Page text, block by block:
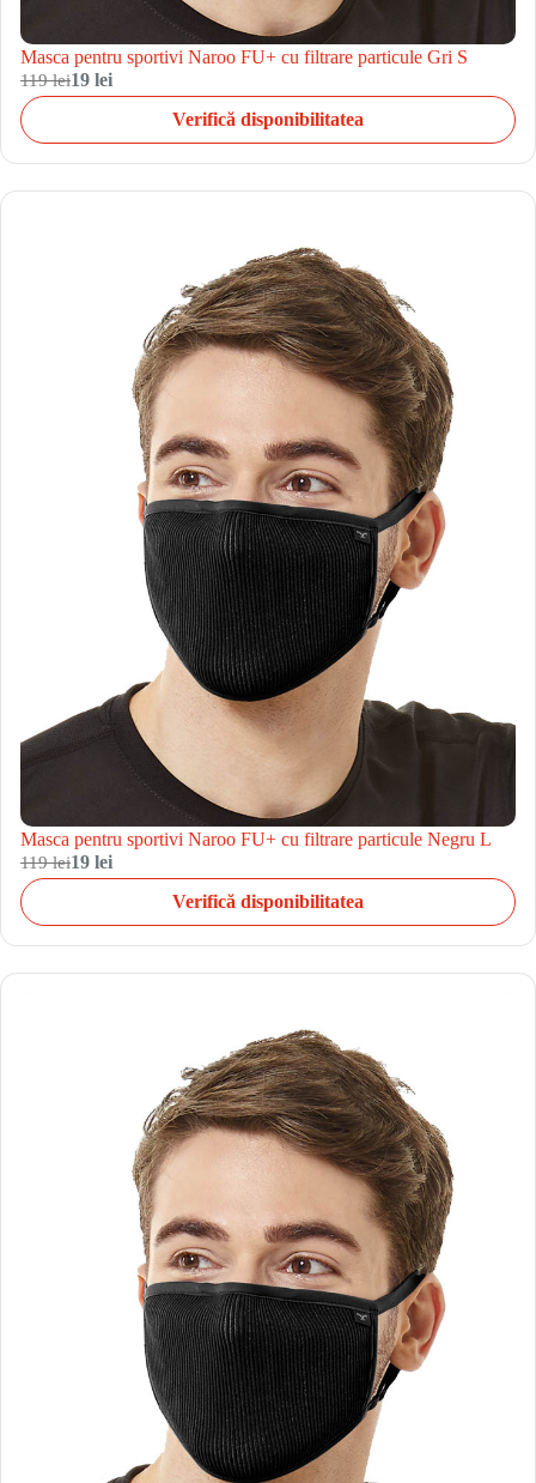
Masca pentru sportivi Naroo FU+ cu filtrare particule Gri S
119 lei19 lei
Verifică disponibilitatea
Masca pentru sportivi Naroo FU+ cu filtrare particule Negru L
119 lei19 lei
Verifică disponibilitatea